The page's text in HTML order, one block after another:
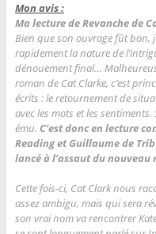
Mon avis :
Ma lecture de Revanche de
Bien que son ouvrage fût bon,
rapidement la nature de
dénouement final…
roman de Cat Clarke, c’est
écrits : le retournement de
avec les mots et les
ému. C’est donc en lecture
Reading et Guillaume de
lancé à l’assaut du nouveau
Cette fois-ci, Cat Clark nous
assez ambigu, mais qui sera
son vrai nom va rencontrer